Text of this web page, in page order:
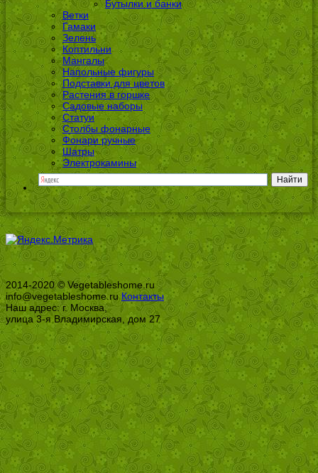
Бутылки и банки
Ветки
Гамаки
Зелень
Коптильни
Мангалы
Напольные фигуры
Подставки для цветов
Растения в горшке
Садовые наборы
Статуи
Столбы фонарные
Фонари ручные
Шатры
Электрокамины
2014-2020 © Vegetableshome.ru
info@vegetableshome.ruКонтакты
Наш адрес: г. Москва,
улица 3-я Владимирская, дом 27